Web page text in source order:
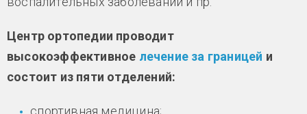
Центр ортопедии проводит
высокоэффективное лечение за границей и
состоит из пяти отделений:
спортивная медицина;